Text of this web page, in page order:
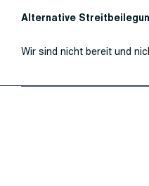
Alternative
Wir sind nicht bereit und